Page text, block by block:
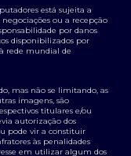
de Investimento
está sujeita a
ou a recepção
por danos
disponibilizados por
rede mundial de
mas não se limitando, as
imagens, são
titulares e/ou
autorização dos
pode vir a constituir
às penalidades
em utilizar algum dos